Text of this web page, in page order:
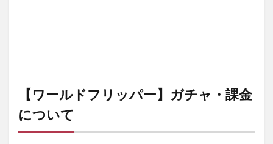
【ワールドフリッパー】ガチャ・課金
について